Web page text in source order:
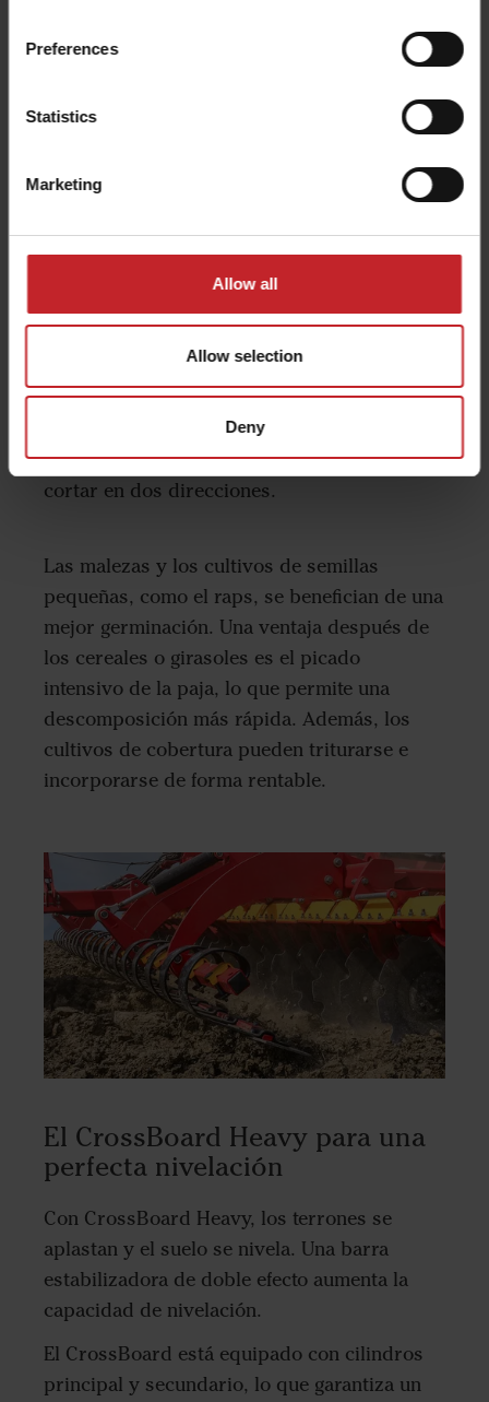
Preferences
Statistics
Marketing
Allow all
Allow selection
Deny
El CrossCutter Knife añade
versatilidad
Al equipar el Carrier XL 425-725 con el
rodillo de cuchillos intensivo CrossCutter
Knife, los residuos del cultivo se pueden
cortar en dos direcciones.
Las malezas y los cultivos de semillas
pequeñas, como el raps, se benefician de una
mejor germinación. Una ventaja después de
los cereales o girasoles es el picado
intensivo de la paja, lo que permite una
descomposición más rápida. Además, los
cultivos de cobertura pueden triturarse e
incorporarse de forma rentable.
El CrossBoard Heavy para una
perfecta nivelación
Con CrossBoard Heavy, los terrones se
aplastan y el suelo se nivela. Una barra
estabilizadora de doble efecto aumenta la
capacidad de nivelación.
El CrossBoard está equipado con cilindros
principal y secundario, lo que garantiza un